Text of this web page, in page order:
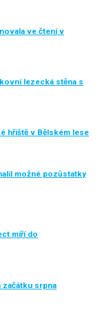
ve čtení v
lezecká stěna s
hřiště v Bělském lese
možné pozůstatky
míří do
začátku srpna